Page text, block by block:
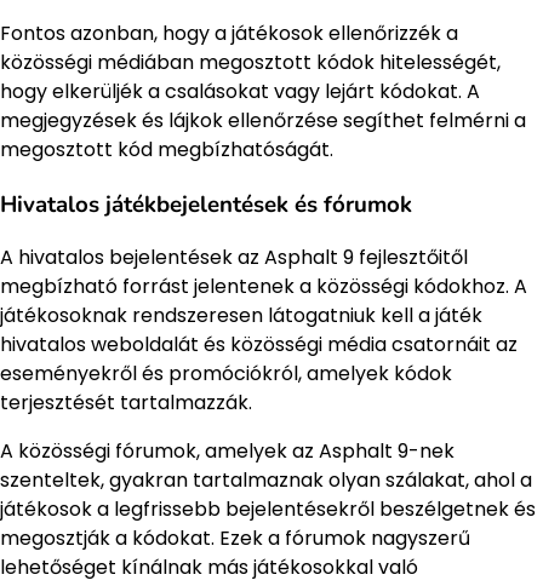
Fontos azonban, hogy a játékosok ellenőrizzék a
közösségi médiában megosztott kódok hitelességét,
hogy elkerüljék a csalásokat vagy lejárt kódokat. A
megjegyzések és lájkok ellenőrzése segíthet felmérni a
megosztott kód megbízhatóságát.
Hivatalos játékbejelentések és fórumok
A hivatalos bejelentések az Asphalt 9 fejlesztőitől
megbízható forrást jelentenek a közösségi kódokhoz. A
játékosoknak rendszeresen látogatniuk kell a játék
hivatalos weboldalát és közösségi média csatornáit az
eseményekről és promóciókról, amelyek kódok
terjesztését tartalmazzák.
A közösségi fórumok, amelyek az Asphalt 9-nek
szenteltek, gyakran tartalmaznak olyan szálakat, ahol a
játékosok a legfrissebb bejelentésekről beszélgetnek és
megosztják a kódokat. Ezek a fórumok nagyszerű
lehetőséget kínálnak más játékosokkal való